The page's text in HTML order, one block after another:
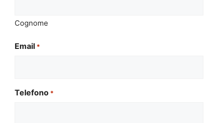
Cognome
Email *
Telefono *